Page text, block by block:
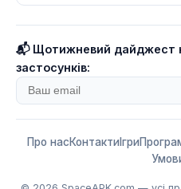
📬 Щотижневий дайджест
застосунків:
Про насКонтакти Ігри